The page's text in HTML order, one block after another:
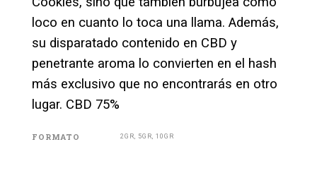
loco en cuanto lo toca una llama. Además,
su disparatado contenido en CBD y
penetrante aroma lo convierten en el hash
más exclusivo que no encontrarás en otro
lugar. CBD 75%
FORMATO 2GR, 5GR, 10GR